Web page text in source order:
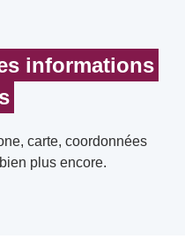
informations
carte, coordonnées
plus encore.